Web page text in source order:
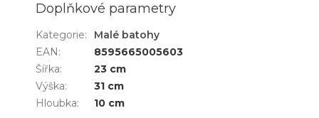
Doplňkové parametry
Kategorie:
Malé batohy
EAN:
8595665005603
Šířka:
23 cm
Výška:
31 cm
Hloubka: 10 cm